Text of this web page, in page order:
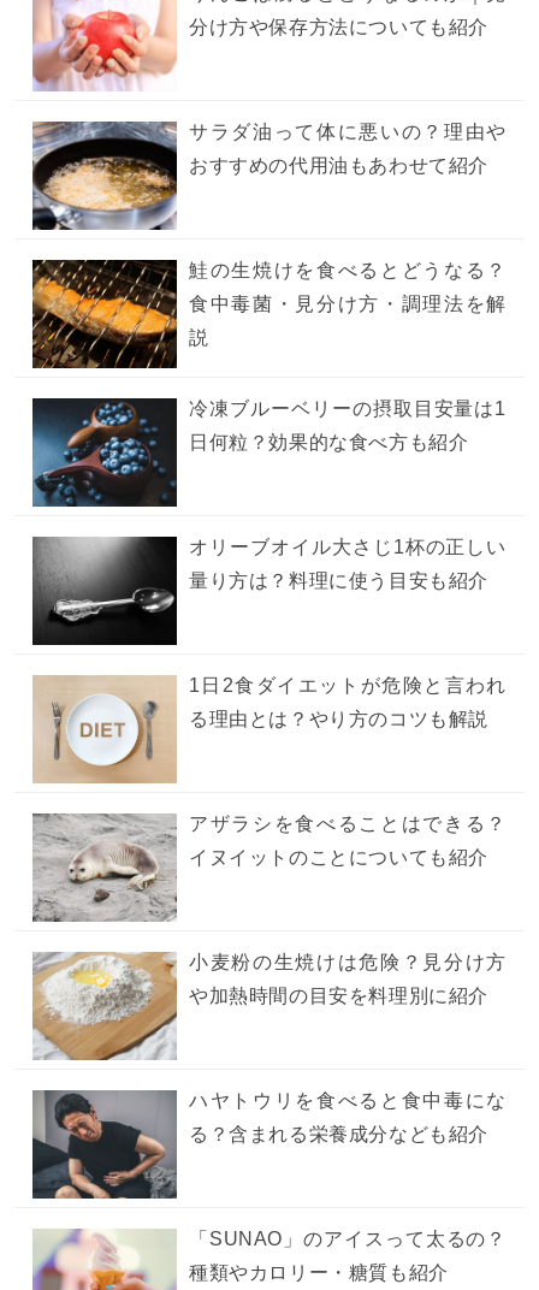
分け方や保存方法についても紹介
サラダ油って体に悪いの？理由や
おすすめの代用油もあわせて紹介
鮭の生焼けを食べるとどうなる？
食中毒菌・見分け方・調理法を解
説
冷凍ブルーベリーの摂取目安量は1
日何粒？効果的な食べ方も紹介
オリーブオイル大さじ1杯の正しい
量り方は？料理に使う目安も紹介
1日2食ダイエットが危険と言われ
る理由とは？やり方のコツも解説
アザラシを食べることはできる？
イヌイットのことについても紹介
小麦粉の生焼けは危険？見分け方
や加熱時間の目安を料理別に紹介
ハヤトウリを食べると食中毒にな
る？含まれる栄養成分なども紹介
「SUNAO」のアイスって太るの？
種類やカロリー・糖質も紹介